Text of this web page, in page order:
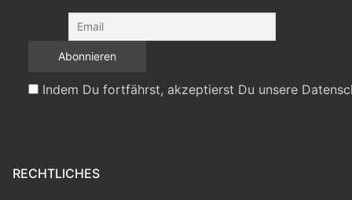
Indem Du fortfährst, akzeptierst Du unsere
RECHTLICHES